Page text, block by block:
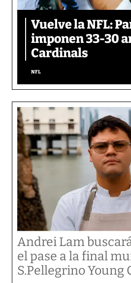
Vuelve la NFL:
imponen 33-30
Cardinals
NFL
Andrei Lam
el pase a la final
S.Pellegrino Young